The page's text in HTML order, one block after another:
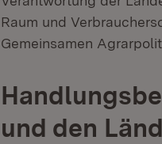
Raum und
Gemeinsamen
und den